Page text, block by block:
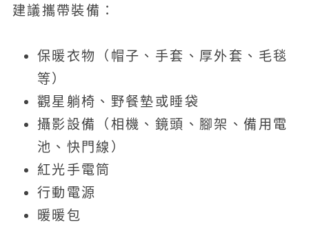
建議攜帶裝備：
保暖衣物（帽子、手套、厚外套、毛毯
等）
觀星躺椅、野餐墊或睡袋
攝影設備（相機、鏡頭、腳架、備用電
池、快門線）
紅光手電筒
行動電源
暖暖包